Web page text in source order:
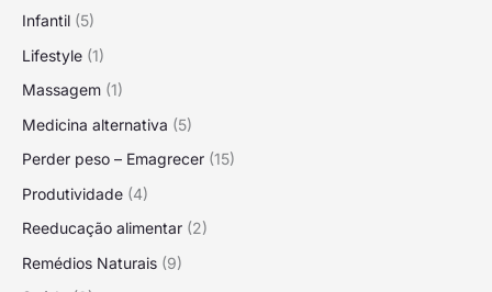
Infantil (5)
Lifestyle (1)
Massagem (1)
Medicina alternativa (5)
Perder peso – Emagrecer (15)
Produtividade (4)
Reeducação alimentar (2)
Remédios Naturais (9)